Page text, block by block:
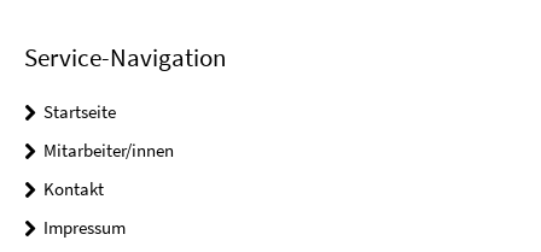
Service-Navigation
Startseite
Mitarbeiter/innen
Kontakt
Impressum